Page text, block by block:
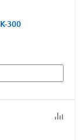
300